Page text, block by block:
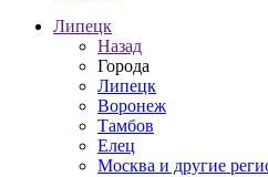
Липецк
Назад
Города
Липецк
Воронеж
Тамбов
Елец
Москва и другие